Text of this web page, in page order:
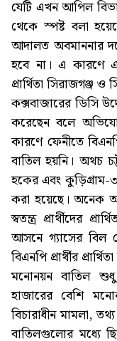
যেটি এখন আপিল
থেকে স্পষ্ট বলা
আদালত অবমাননার
হবে না। এ কারণে
প্রার্থিতা সিরাজগঞ্জ
কক্সবাজারের ডিসি
করেছেন বলে
কারণে ফেনীতে
বাতিল হয়নি। অথচ
হকের এবং কুড়িগ্রাম-
করা হয়েছে। অনেক
স্বতন্ত্র প্রার্থীদের
আসনে গ্যাসের বিল
বিএনপি প্রার্থীর
মনোনয়ন বাতিল
হাজারের বেশি
বিচারাধীন মামলা,
বাতিলগুলোর মধ্যে